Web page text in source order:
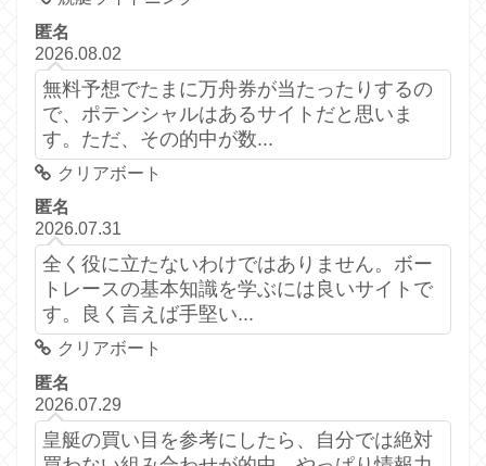
匿名
2026.08.02
無料予想でたまに万舟券が当たったりするの
で、ポテンシャルはあるサイトだと思いま
す。ただ、その的中が数...
クリアボート
匿名
2026.07.31
全く役に立たないわけではありません。ボー
トレースの基本知識を学ぶには良いサイトで
す。良く言えば手堅い...
クリアボート
匿名
2026.07.29
皇艇の買い目を参考にしたら、自分では絶対